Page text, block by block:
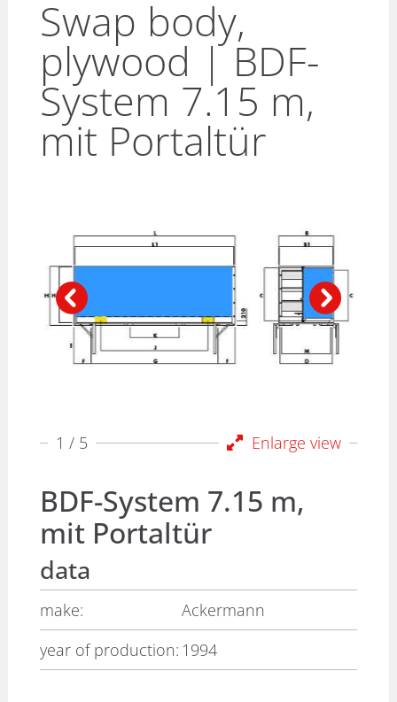
Swap body,
plywood | BDF-
System 7.15 m,
mit Portaltür
Enlarge view
1 / 5
BDF-System 7.15 m,
mit Portaltür
data
make:
Ackermann
year of production: 1994